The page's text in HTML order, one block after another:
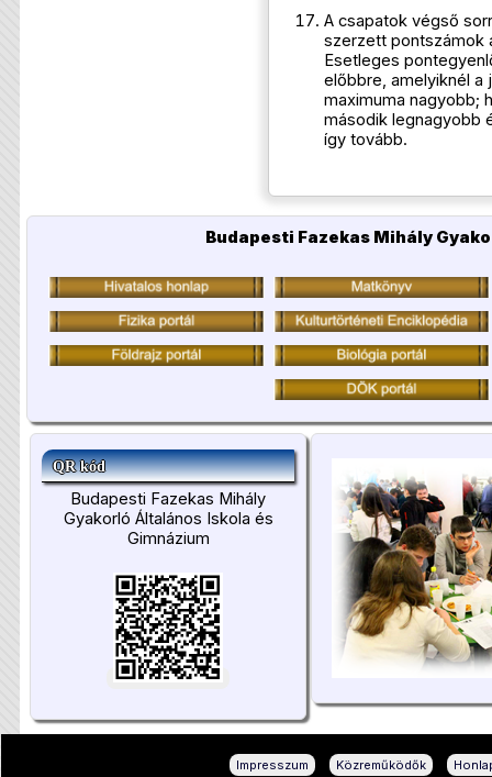
A csapatok végső
szerzett pontszámok
Esetleges
előbbre, amelyiknél
maximuma nagyobb;
második legnagyobb
így tovább.
Budapesti Fazekas Mihály
QR kód
Budapesti Fazekas Mihály
Gyakorló Általános Iskola és
Gimnázium
Impresszum Közreműködők